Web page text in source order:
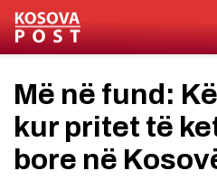
Më në fund:
kur pritet të
bore në